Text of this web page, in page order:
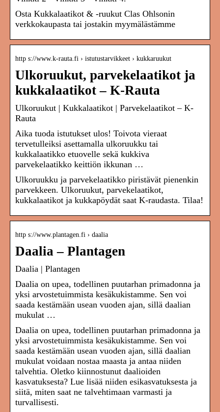
Osta Kukkalaatikot & -ruukut Clas Ohlsonin
verkkokaupasta tai jostakin myymälästämme
http s://www.k-rauta.fi › istutustarvikkeet › kukkaruukut
Ulkoruukut, parvekelaatikot ja
kukkalaatikot – K-Rauta
Ulkoruukut | Kukkalaatikot | Parvekelaatikot – K-
Rauta
Aika tuoda istutukset ulos! Toivota vieraat
tervetulleiksi asettamalla ulkoruukku tai
kukkalaatikko etuovelle sekä kukkiva
parvekelaatikko keittiön ikkunan …
Ulkoruukku ja parvekelaatikko piristävät pienenkin
parvekkeen. Ulkoruukut, parvekelaatikot,
kukkalaatikot ja kukkapöydät saat K-raudasta. Tilaa!
http s://www.plantagen.fi › daalia
Daalia – Plantagen
Daalia | Plantagen
Daalia on upea, todellinen puutarhan primadonna ja
yksi arvostetuimmista kesäkukistamme. Sen voi
saada kestämään usean vuoden ajan, sillä daalian
mukulat …
Daalia on upea, todellinen puutarhan primadonna ja
yksi arvostetuimmista kesäkukistamme. Sen voi
saada kestämään usean vuoden ajan, sillä daalian
mukulat voidaan nostaa maasta ja antaa niiden
talvehtia. Oletko kiinnostunut daalioiden
kasvatuksesta? Lue lisää niiden esikasvatuksesta ja
siitä, miten saat ne talvehtimaan varmasti ja
turvallisesti.